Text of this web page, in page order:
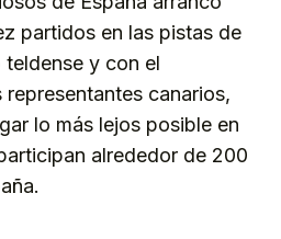
partidos en las pistas de
y con el
canarios,
lo más lejos posible en
alrededor de 200